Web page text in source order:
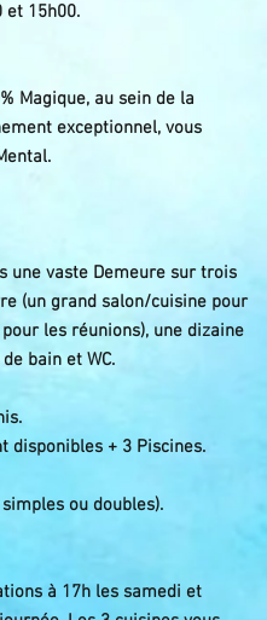
et 15h00.
Magique, au sein de la
exceptionnel, vous
une vaste Demeure sur trois
(un grand salon/cuisine pour
les réunions), une dizaine
bain et WC.
disponibles + 3 Piscines.
ou doubles).
à 17h les samedi et